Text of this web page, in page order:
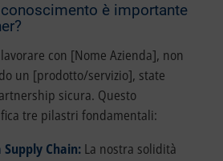
è importante
con [Nome Azienda], non
un [prodotto/servizio], state
sicura. Questo
tre pilastri fondamentali:
Supply Chain:La nostra solidità